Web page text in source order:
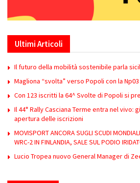
Ultimi Articoli
Il futuro della mobilità sostenibile parla
Magliona “svolta” verso Popoli con la Np03
Con 123 iscritti la 64^ Svolte di Popoli si
Il 44° Rally Casciana Terme entra nel vivo:
apertura delle iscrizioni
MOVISPORT ANCORA SUGLI SCUDI
WRC-2 IN FINLANDIA, SALE SUL PODIO
Lucio Tropea nuovo General Manager di